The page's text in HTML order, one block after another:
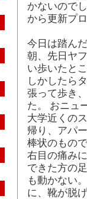
かないので
から更新プ
今日は踏ん
朝、先日ヤ
い歩いたと
しかしたら
張って歩き
た。 おニュ
大学近くの
帰り、アパ
棒状のもの
右目の痛み
できた方の
も動かない
に、靴が脱